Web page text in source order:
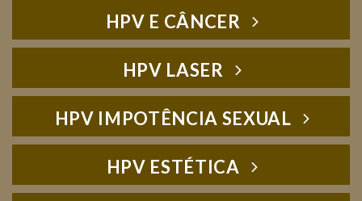
HPV E CÂNCER
HPV LASER
HPV IMPOTÊNCIA SEXUAL
HPV ESTÉTICA